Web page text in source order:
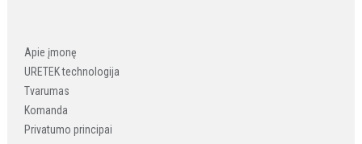
Apie įmonę
URETEK technologija
Tvarumas
Komanda
Privatumo principai